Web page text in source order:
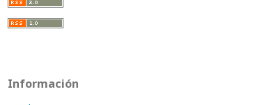
Información